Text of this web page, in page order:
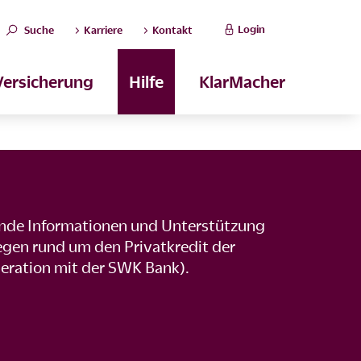
Suche Karriere Kontakt Login
Hilfe KlarMacher
Informationen und Unterstützung
rund um den Privatkredit der
mit der SWK Bank).